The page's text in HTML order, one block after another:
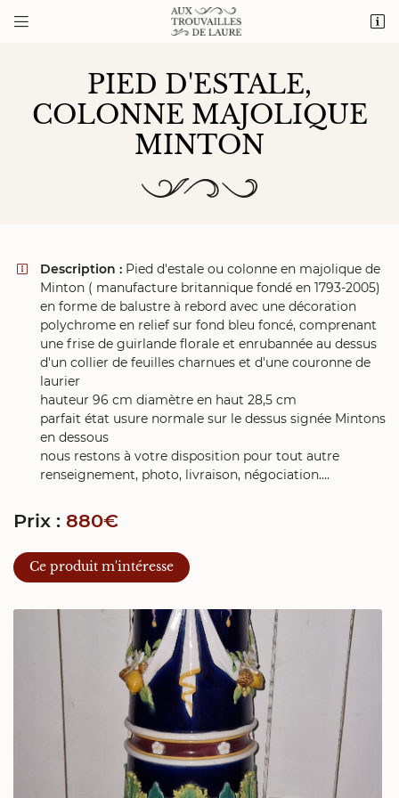
 
06 20 28 02 84
 Adresse email de réception
Recopier le code ci-contre
Rafraîchir le captcha
En cochant cette case, vous consentez à recevoir nos propositions
PIED D'ESTALE,
COLONNE MAJOLIQUE
MINTON
 Description : Pied d'estale ou colonne en majolique de
Minton ( manufacture britannique fondé en 1793-2005)
en forme de balustre à rebord avec une décoration
polychrome en relief sur fond bleu foncé, comprenant
une frise de guirlande florale et enrubannée au dessus
d'un collier de feuilles charnues et d'une couronne de
laurier
hauteur 96 cm diamètre en haut 28,5 cm
parfait état usure normale sur le dessus signée Mintons
en dessous
nous restons à votre disposition pour tout autre
renseignement, photo, livraison, négociation....
Prix : 880€
Ce produit m'intéresse